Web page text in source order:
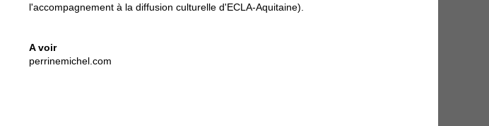
l'accompagnement à la diffusion culturelle d'ECLA-Aquitaine).
A voir
perrinemichel.com